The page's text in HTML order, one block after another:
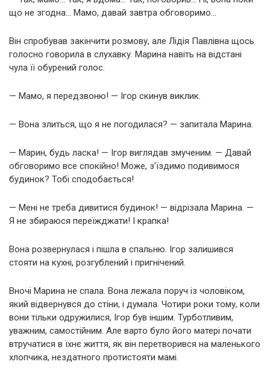
що не згодна… Мамо, давай завтра обговоримо…
Він спробував закінчити розмову, але Лідія Павлівна щось
голосно говорила в слухавку. Марина навіть на відстані
чула її обурений голос.
— Мамо, я передзвоню! — Ігор скинув виклик.
— Вона злиться, що я не погодилася? — запитала Марина.
— Марин, будь ласка! — Ігор виглядав змученим. — Давай
обговоримо все спокійно! Може, з’їздимо подивимося
будинок? Тобі сподобається!
— Мені не треба дивитися будинок! — відрізала Марина. —
Я не збираюся переїжджати! І крапка!
Вона розвернулася і пішла в спальню. Ігор залишився
стояти на кухні, розгублений і пригнічений.
Вночі Марина не спала. Вона лежала поруч із чоловіком,
який відвернувся до стіни, і думала. Чотири роки тому, коли
вони тільки одружилися, Ігор був іншим. Турботливим,
уважним, самостійним. Але варто було його матері почати
втручатися в їхнє життя, як він перетворився на маленького
хлопчика, нездатного протистояти мамі.